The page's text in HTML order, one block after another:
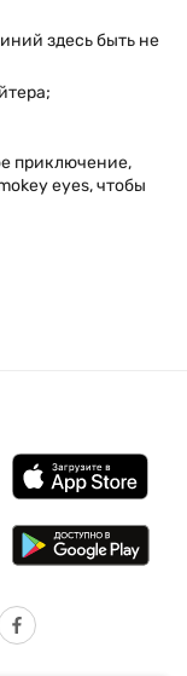
здесь быть не
приключение,
eyes, чтобы